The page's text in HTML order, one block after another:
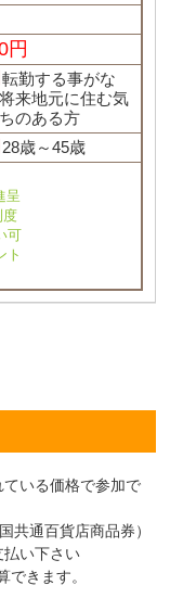
円
転勤する事がな
来地元に住む気
のある方
28歳～45歳
呈
度
可
ト
いる価格で参加で
共通百貨店商品券）
払い下さい
できます。